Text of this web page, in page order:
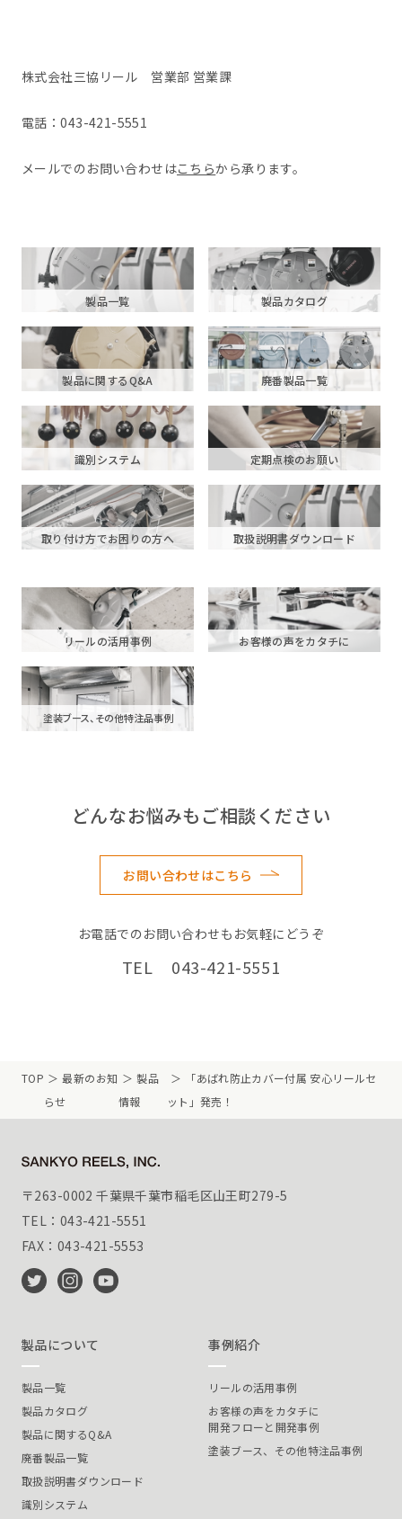
株式会社三協リール 営業部 営業課
電話：043-421-5551
メールでのお問い合わせはこちらから承ります。
製品一覧 製品カタログ
製品に関するQ&A 廃番製品一覧
識別システム 定期点検のお願い
取り付け方でお困りの方へ 取扱説明書ダウンロード
リールの活用事例 お客様の声をカタチに
塗装ブース、その他特注品事例
どんなお悩みもご相談ください
お問い合わせはこちら
お電話でのお問い合わせもお気軽にどうぞ
TEL 043-421-5551
TOP
最新のお知
らせ
製品
情報
「あばれ防止カバー付属 安心リールセ
ット」発売！
〒263-0002 千葉県千葉市稲毛区山王町279-5
TEL：043-421-5551
FAX：043-421-5553
製品について
製品一覧
製品カタログ
製品に関するQ&A
廃番製品一覧
取扱説明書ダウンロード
識別システム
事例紹介
リールの活用事例
お客様の声をカタチに
開発フローと開発事例
塗装ブース、その他特注品事例